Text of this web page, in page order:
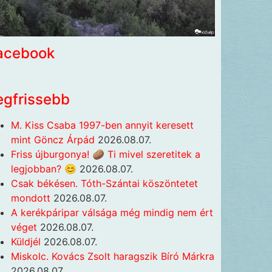
M. Kiss Csaba 1997-ben annyit keresett
mint Göncz Árpád 2026.08.07.
Friss újburgonya! 🥔 Ti mivel szeretitek a
legjobban? 😊 2026.08.07.
Csak békésen. Tóth-Szántai köszöntetet
mondott 2026.08.07.
A kerékpáripar válsága még mindig nem ért
véget 2026.08.07.
Küldjél 2026.08.07.
Miskolc. Kovács Zsolt haragszik Bíró Márkra